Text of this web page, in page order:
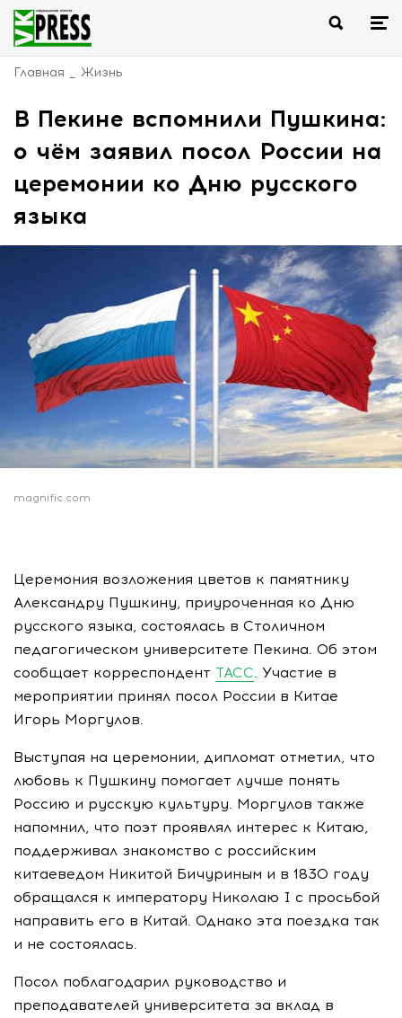
Главная Жизнь
В Пекине вспомнили Пушкина:
о чём заявил посол России на
церемонии ко Дню русского
языка
magnific.com
Церемония возложения цветов к памятнику
Александру Пушкину, приуроченная ко Дню
русского языка, состоялась в Столичном
педагогическом университете Пекина. Об этом
сообщает корреспондент ТАСС. Участие в
мероприятии принял посол России в Китае
Игорь Моргулов.
Выступая на церемонии, дипломат отметил, что
любовь к Пушкину помогает лучше понять
Россию и русскую культуру. Моргулов также
напомнил, что поэт проявлял интерес к Китаю,
поддерживал знакомство с российским
китаеведом Никитой Бичуриным и в 1830 году
обращался к императору Николаю I с просьбой
направить его в Китай. Однако эта поездка так
и не состоялась.
Посол поблагодарил руководство и
преподавателей университета за вклад в